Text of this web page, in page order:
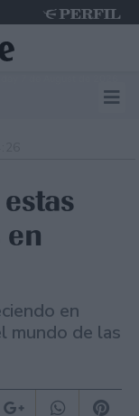
en
mundo de las